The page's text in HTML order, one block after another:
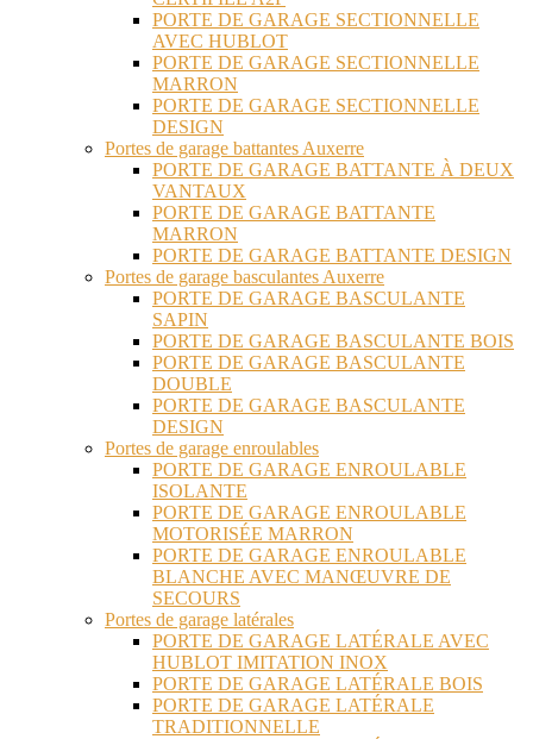
PORTE DE GARAGE SECTIONNELLE
AVEC HUBLOT
PORTE DE GARAGE SECTIONNELLE
MARRON
PORTE DE GARAGE SECTIONNELLE
DESIGN
Portes de garage battantes Auxerre
PORTE DE GARAGE BATTANTE À DEUX
VANTAUX
PORTE DE GARAGE BATTANTE
MARRON
PORTE DE GARAGE BATTANTE DESIGN
Portes de garage basculantes Auxerre
PORTE DE GARAGE BASCULANTE
SAPIN
PORTE DE GARAGE BASCULANTE BOIS
PORTE DE GARAGE BASCULANTE
DOUBLE
PORTE DE GARAGE BASCULANTE
DESIGN
Portes de garage enroulables
PORTE DE GARAGE ENROULABLE
ISOLANTE
PORTE DE GARAGE ENROULABLE
MOTORISÉE MARRON
PORTE DE GARAGE ENROULABLE
BLANCHE AVEC MANŒUVRE DE
SECOURS
Portes de garage latérales
PORTE DE GARAGE LATÉRALE AVEC
HUBLOT IMITATION INOX
PORTE DE GARAGE LATÉRALE BOIS
PORTE DE GARAGE LATÉRALE
TRADITIONNELLE